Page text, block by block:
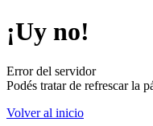
¡Uy no!
Error del servidor
Podés tratar de refrescar la
Volver al inicio